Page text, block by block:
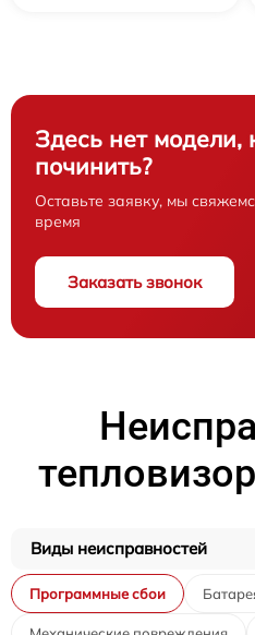
Здесь нет модели,
починить?
Оставьте заявку, мы
время
Заказать звонок
Виды неисправностей
Программные сбои